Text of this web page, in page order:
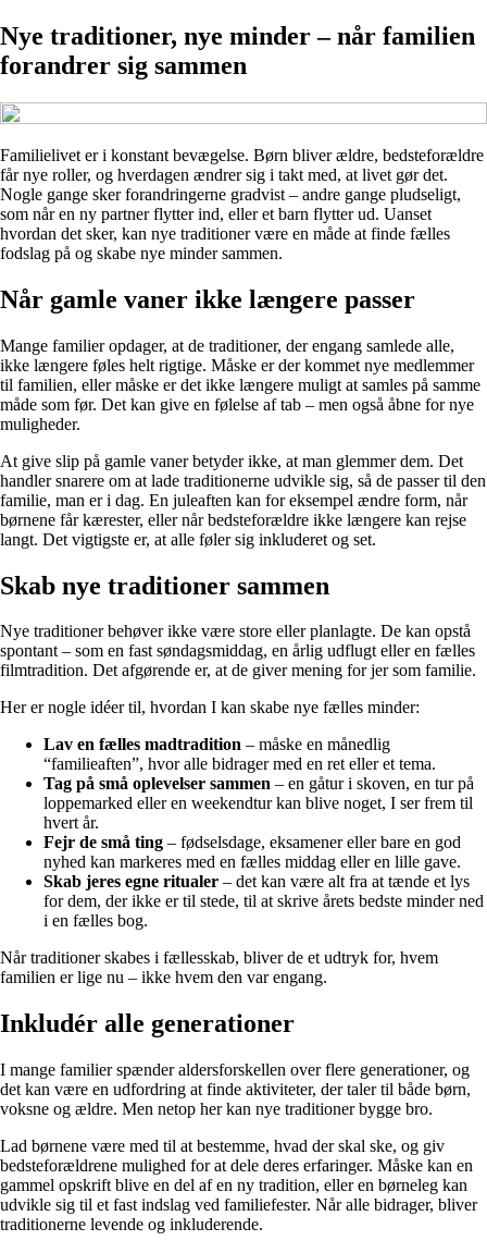
Nye traditioner, nye minder – når familien
forandrer sig sammen
Familielivet er i konstant bevægelse. Børn bliver ældre, bedsteforældre
får nye roller, og hverdagen ændrer sig i takt med, at livet gør det.
Nogle gange sker forandringerne gradvist – andre gange pludseligt,
som når en ny partner flytter ind, eller et barn flytter ud. Uanset
hvordan det sker, kan nye traditioner være en måde at finde fælles
fodslag på og skabe nye minder sammen.
Når gamle vaner ikke længere passer
Mange familier opdager, at de traditioner, der engang samlede alle,
ikke længere føles helt rigtige. Måske er der kommet nye medlemmer
til familien, eller måske er det ikke længere muligt at samles på samme
måde som før. Det kan give en følelse af tab – men også åbne for nye
muligheder.
At give slip på gamle vaner betyder ikke, at man glemmer dem. Det
handler snarere om at lade traditionerne udvikle sig, så de passer til den
familie, man er i dag. En juleaften kan for eksempel ændre form, når
børnene får kærester, eller når bedsteforældre ikke længere kan rejse
langt. Det vigtigste er, at alle føler sig inkluderet og set.
Skab nye traditioner sammen
Nye traditioner behøver ikke være store eller planlagte. De kan opstå
spontant – som en fast søndagsmiddag, en årlig udflugt eller en fælles
filmtradition. Det afgørende er, at de giver mening for jer som familie.
Her er nogle idéer til, hvordan I kan skabe nye fælles minder:
Lav en fælles madtradition – måske en månedlig
“familieaften”, hvor alle bidrager med en ret eller et tema.
Tag på små oplevelser sammen – en gåtur i skoven, en tur på
loppemarked eller en weekendtur kan blive noget, I ser frem til
hvert år.
Fejr de små ting – fødselsdage, eksamener eller bare en god
nyhed kan markeres med en fælles middag eller en lille gave.
Skab jeres egne ritualer – det kan være alt fra at tænde et lys
for dem, der ikke er til stede, til at skrive årets bedste minder ned
i en fælles bog.
Når traditioner skabes i fællesskab, bliver de et udtryk for, hvem
familien er lige nu – ikke hvem den var engang.
Inkludér alle generationer
I mange familier spænder aldersforskellen over flere generationer, og
det kan være en udfordring at finde aktiviteter, der taler til både børn,
voksne og ældre. Men netop her kan nye traditioner bygge bro.
Lad børnene være med til at bestemme, hvad der skal ske, og giv
bedsteforældrene mulighed for at dele deres erfaringer. Måske kan en
gammel opskrift blive en del af en ny tradition, eller en børneleg kan
udvikle sig til et fast indslag ved familiefester. Når alle bidrager, bliver
traditionerne levende og inkluderende.